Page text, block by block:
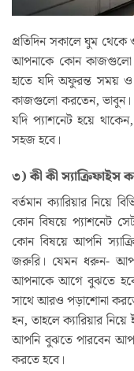
প্রতিদিন সকালে ঘুম
আপনাকে কোন কাজগুলো
হাতে যদি অফুরন্ত সময়
কাজগুলো করতেন, ভাবুন।
যদি প্যাশনেট হয়ে থাকেন,
সহজ হবে।
৩) কী কী স্যাক্রিফাইস
বর্তমান ক্যারিয়ার নিয়ে
কোন বিষয়ে প্যাশনেট
কোন বিষয়ে আপনি
জরুরি। যেমন ধরুন-
আপনাকে আগে বুঝতে
সাথে আরও পড়াশোনা
হন, তাহলে ক্যারিয়ার
আপনি বুঝতে পারবেন
করতে হবে।